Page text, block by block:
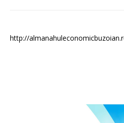
http://